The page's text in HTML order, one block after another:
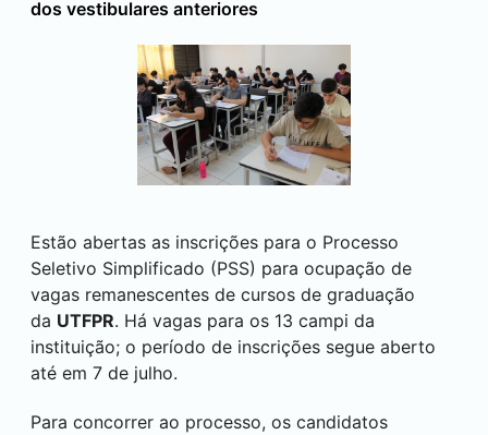
dos vestibulares anteriores
Estão abertas as inscrições para o Processo
Seletivo Simplificado (PSS) para ocupação de
vagas remanescentes de cursos de graduação
da UTFPR. Há vagas para os 13 campi da
instituição; o período de inscrições segue aberto
até em 7 de julho.
Para concorrer ao processo, os candidatos